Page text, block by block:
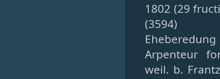
1802 (29
(3594)
Arpenteur
weil. b.